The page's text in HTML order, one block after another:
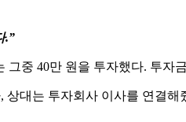
.”
그중 40만 원을 투자했다. 투자
상대는 투자회사 이사를 연결해